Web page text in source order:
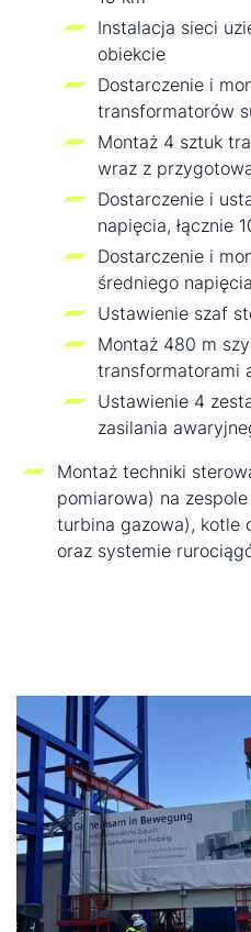
Instalacja sieci
obiekcie
Dostarczenie i
transformatorów
Montaż 4 sztuk
wraz z
Dostarczenie i
napięcia, łącznie
Dostarczenie i
średniego
Ustawienie szaf
Montaż 480 m
transformatorami
Ustawienie 4
zasilania
Montaż techniki
pomiarowa) na
turbina gazowa), kotle
oraz systemie